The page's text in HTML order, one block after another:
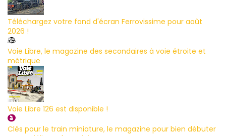
Téléchargez votre fond d'écran Ferrovissime pour août
2026 !
Voie Libre, le magazine des secondaires à voie étroite et
métrique
Voie Libre 126 est disponible !
Clés pour le train miniature, le magazine pour bien débuter